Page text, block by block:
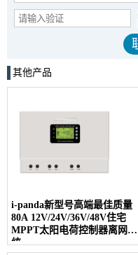
其他产品
i-panda新型号高端最佳质量
80A 12V/24V/36V/48V住宅
MPPT太阳电荷控制器离网系
统